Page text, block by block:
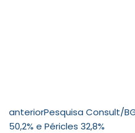
anteriorPesquisa Consult/
50,2% e Péricles 32,8%